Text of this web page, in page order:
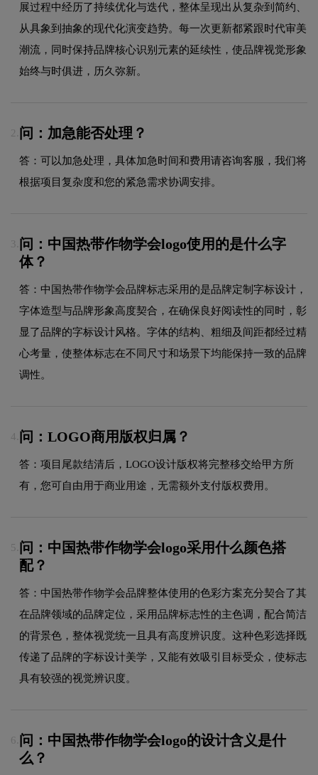
展过程中经历了持续优化与迭代，整体呈现出从复杂到简约、
从具象到抽象的现代化演变趋势。每一次更新都紧跟时代审美
潮流，同时保持品牌核心识别元素的延续性，使品牌视觉形象
始终与时俱进，历久弥新。
2. 问：加急能否处理？
答：可以加急处理，具体加急时间和费用请咨询客服，我们将
根据项目复杂度和您的紧急需求协调安排。
3. 问：中国热带作物学会logo使用的是什么字
体？
答：中国热带作物学会品牌标志采用的是品牌定制字标设计，
字体造型与品牌形象高度契合，在确保良好阅读性的同时，彰
显了品牌的字标设计风格。字体的结构、粗细及间距都经过精
心考量，使整体标志在不同尺寸和场景下均能保持一致的品牌
调性。
4. 问：LOGO商用版权归属？
答：项目尾款结清后，LOGO设计版权将完整移交给甲方所
有，您可自由用于商业用途，无需额外支付版权费用。
5. 问：中国热带作物学会logo采用什么颜色搭
配？
答：中国热带作物学会品牌整体使用的色彩方案充分契合了其
在品牌领域的品牌定位，采用品牌标志性的主色调，配合简洁
的背景色，整体视觉统一且具有高度辨识度。这种色彩选择既
传递了品牌的字标设计美学，又能有效吸引目标受众，使标志
具有较强的视觉辨识度。
6. 问：中国热带作物学会logo的设计含义是什
么？